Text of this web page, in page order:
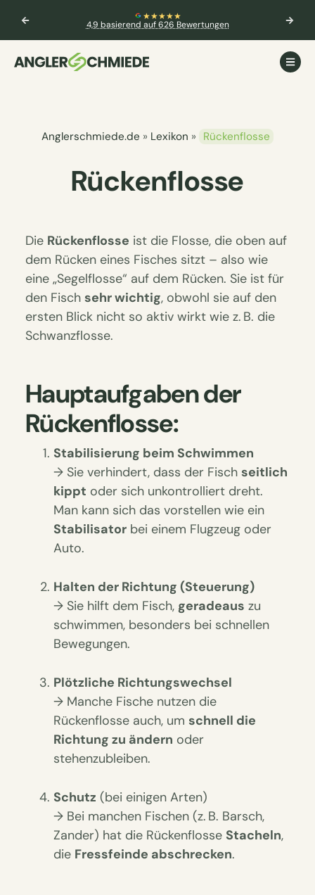
★★★★★
4,9 basierend auf 626 Bewertungen
Anglerschmiede.de » Lexikon » Rückenflosse
Rückenflosse
Die Rückenflosse ist die Flosse, die oben auf
dem Rücken eines Fisches sitzt – also wie
eine „Segelflosse“ auf dem Rücken. Sie ist für
den Fisch sehr wichtig, obwohl sie auf den
ersten Blick nicht so aktiv wirkt wie z. B. die
Schwanzflosse.
Hauptaufgaben der
Rückenflosse:
Stabilisierung beim Schwimmen
→ Sie verhindert, dass der Fisch seitlich
kippt oder sich unkontrolliert dreht.
Man kann sich das vorstellen wie ein
Stabilisator bei einem Flugzeug oder
Auto.
Halten der Richtung (Steuerung)
→ Sie hilft dem Fisch, geradeaus zu
schwimmen, besonders bei schnellen
Bewegungen.
Plötzliche Richtungswechsel
→ Manche Fische nutzen die
Rückenflosse auch, um schnell die
Richtung zu ändern oder
stehenzubleiben.
Schutz (bei einigen Arten)
→ Bei manchen Fischen (z. B. Barsch,
Zander) hat die Rückenflosse Stacheln,
die Fressfeinde abschrecken.